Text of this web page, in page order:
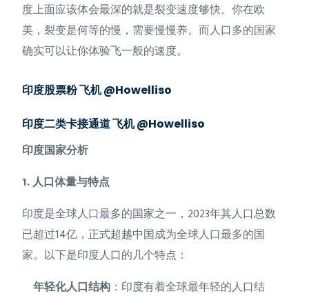
度上面应该体会最深的就是裂变速度够快。你在欧
美，裂变是何等的慢，需要慢慢养。而人口多的国家
确实可以让你体验飞一般的速度。
印度股票粉 飞机 @Howelliso
印度二类卡接通道 飞机 @Howelliso
印度国家分析
1. 人口体量与特点
印度是全球人口最多的国家之一，2023年其人口总数
已超过14亿，正式超越中国成为全球人口最多的国
家。以下是印度人口的几个特点：
年轻化人口结构 ：印度有着全球最年轻的人口结